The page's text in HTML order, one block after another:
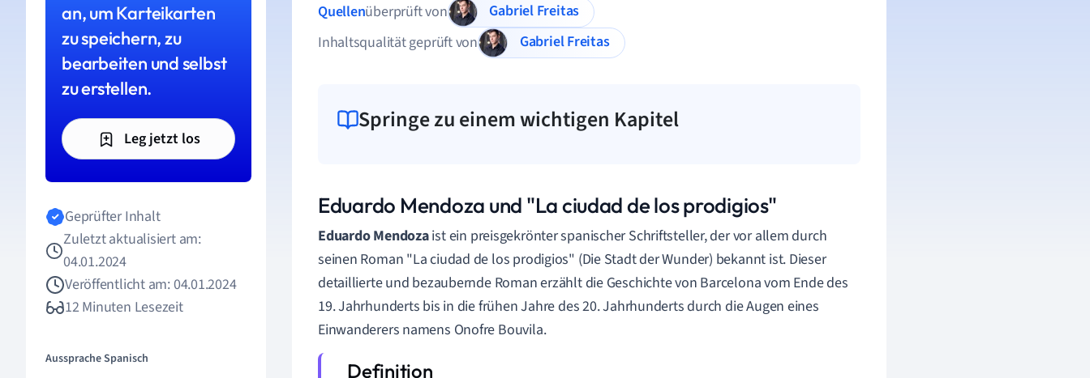
an, um Karteikarten
zu speichern, zu
bearbeiten und selbst
zu erstellen.
Leg jetzt los
Geprüfter Inhalt
Zuletzt aktualisiert am:
04.01.2024
Veröffentlicht am: 04.01.2024
12 Minuten Lesezeit
Aussprache Spanisch
Quellenüberprüft von
Gabriel Freitas
Inhaltsqualität geprüft von
Gabriel Freitas
Springe zu einem wichtigen Kapitel
Eduardo Mendoza und "La ciudad de los prodigios"
Eduardo Mendozaist ein preisgekrönter spanischer Schriftsteller, der vor allem durch
seinen Roman "La ciudad de los prodigios" (Die Stadt der Wunder) bekannt ist. Dieser
detaillierte und bezaubernde Roman erzählt die Geschichte von Barcelona vom Ende des
19. Jahrhunderts bis in die frühen Jahre des 20. Jahrhunderts durch die Augen eines
Einwanderers namens Onofre Bouvila.